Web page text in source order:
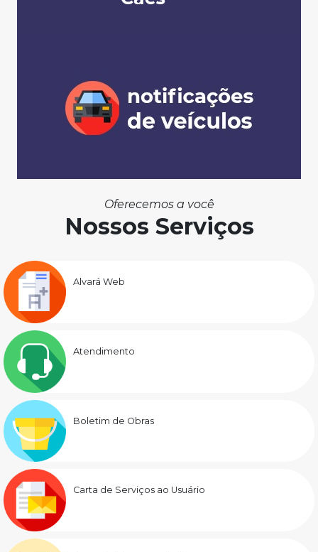
Oferecemos a você
Nossos Serviços
Alvará Web
Atendimento
Boletim de Obras
Carta de Serviços ao Usuário